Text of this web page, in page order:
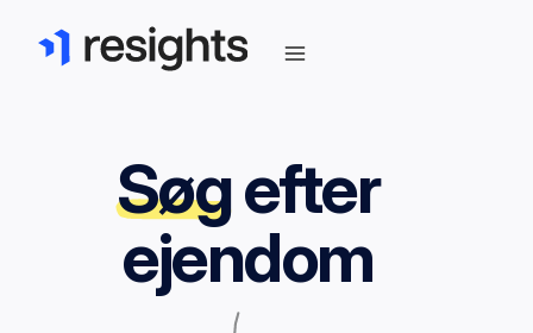
Søgefter
ejendom